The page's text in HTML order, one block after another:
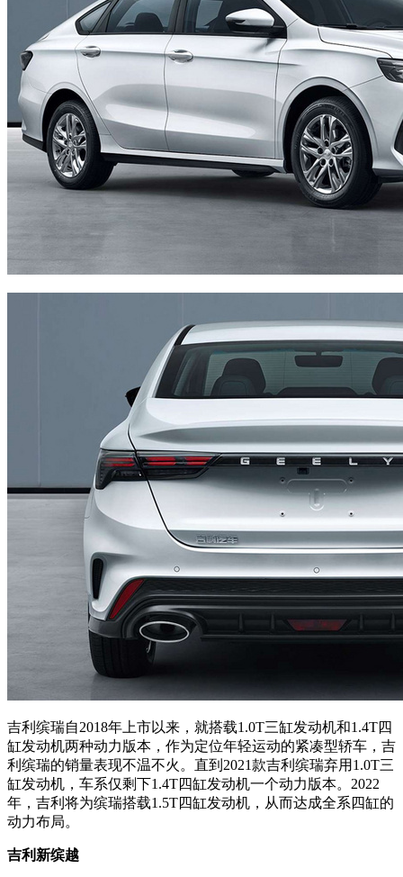
吉利缤瑞自2018年上市以来，就搭载1.0T三缸发动机和1.4T四
缸发动机两种动力版本，作为定位年轻运动的紧凑型轿车，吉
利缤瑞的销量表现不温不火。直到2021款吉利缤瑞弃用1.0T三
缸发动机，车系仅剩下1.4T四缸发动机一个动力版本。2022
年，吉利将为缤瑞搭载1.5T四缸发动机，从而达成全系四缸的
动力布局。
吉利新缤越